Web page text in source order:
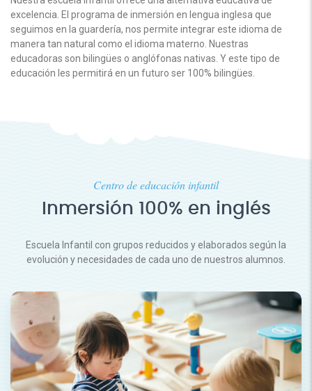
excelencia. El programa de inmersión en lengua inglesa que
seguimos en la guardería, nos permite integrar este idioma de
manera tan natural como el idioma materno. Nuestras
educadoras son bilingües o anglófonas nativas. Y este tipo de
educación les permitirá en un futuro ser 100% bilingües.
Centro de educación infantil
Inmersión 100% en inglés
Escuela Infantil con grupos reducidos y elaborados según la
evolución y necesidades de cada uno de nuestros alumnos.